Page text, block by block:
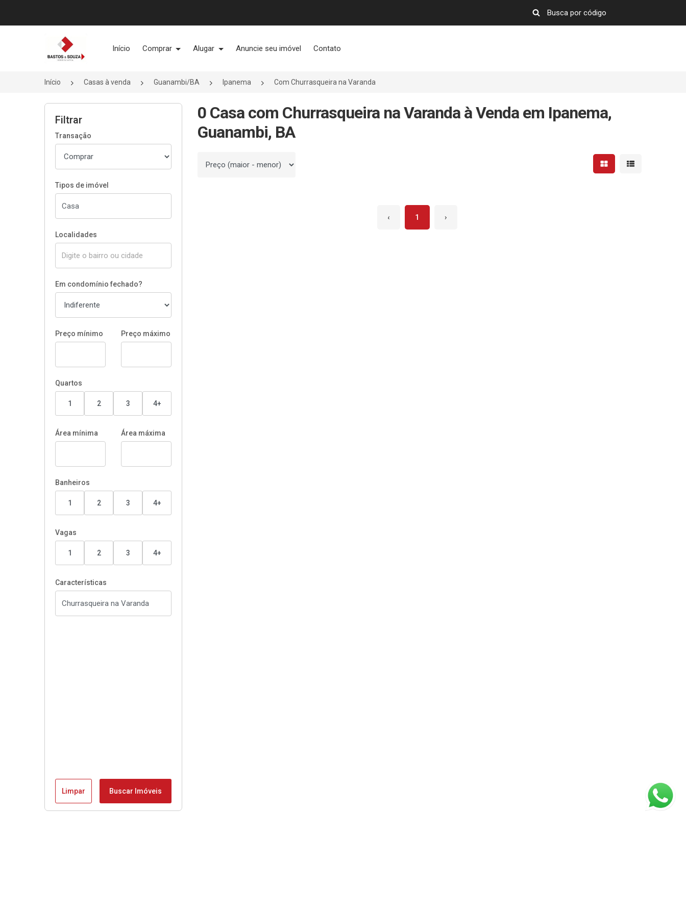
Página inicial
Início Comprar Alugar Anuncie seu imóvel Contato
Início Casas à venda Guanambi/BA Ipanema Com Churrasqueira na Varanda
Filtrar
Transação
Tipos de imóvel
Localidades
Em condomínio fechado?
Preço mínimo Preço máximo
Quartos
1 2 3 4+
Área mínima Área máxima
Banheiros
1 2 3 4+
Vagas
1 2 3 4+
Características
Limpar Buscar Imóveis
0 Casa com Churrasqueira na Varanda à Venda em Ipanema,
Guanambi, BA
Ordenar por Mostrar resultados em
Mostrar
‹ 1 ›